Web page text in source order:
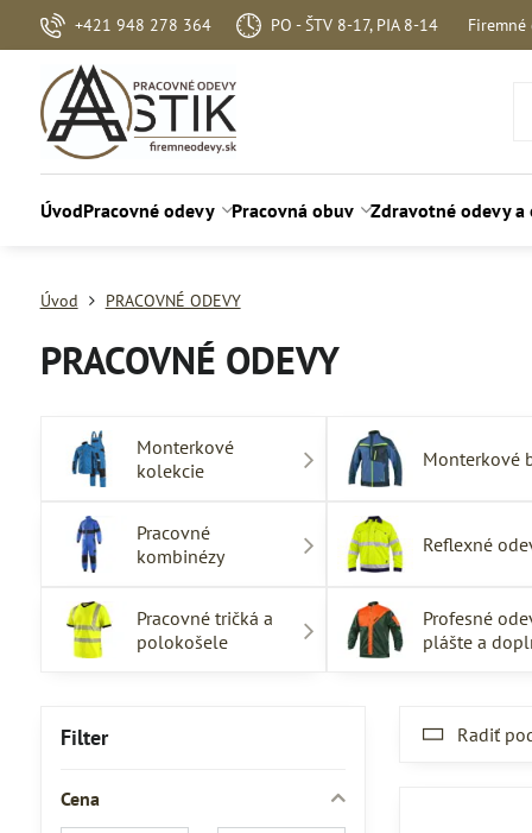
+421 948 278 364 PO - ŠTV 8-17, PIA 8-14 Firemné
ÚvodPracovné odevy Pracovná obuv Zdravotné odevy a
Úvod PRACOVNÉ ODEVY
PRACOVNÉ ODEVY
Monterkové
kolekcie
Monterkové
Pracovné
kombinézy
Reflexné
Pracovné tričká a
polokošele
Profesné
plášte a
Radiť
Filter
Cena